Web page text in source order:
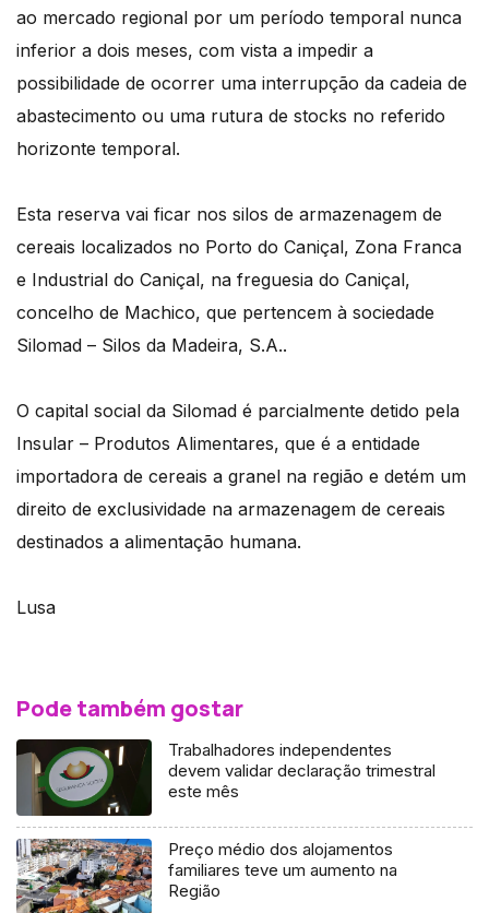
ao mercado regional por um período temporal nunca
inferior a dois meses, com vista a impedir a
possibilidade de ocorrer uma interrupção da cadeia de
abastecimento ou uma rutura de stocks no referido
horizonte temporal.
Esta reserva vai ficar nos silos de armazenagem de
cereais localizados no Porto do Caniçal, Zona Franca
e Industrial do Caniçal, na freguesia do Caniçal,
concelho de Machico, que pertencem à sociedade
Silomad – Silos da Madeira, S.A..
O capital social da Silomad é parcialmente detido pela
Insular – Produtos Alimentares, que é a entidade
importadora de cereais a granel na região e detém um
direito de exclusividade na armazenagem de cereais
destinados a alimentação humana.
Lusa
Pode também gostar
Trabalhadores independentes
devem validar declaração trimestral
este mês
Preço médio dos alojamentos
familiares teve um aumento na
Região